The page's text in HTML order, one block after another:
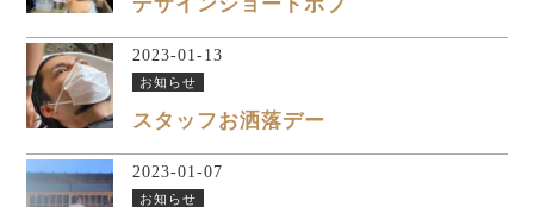
2023-01-13
お知らせ
スタッフお洒落デー
2023-01-07
お知らせ